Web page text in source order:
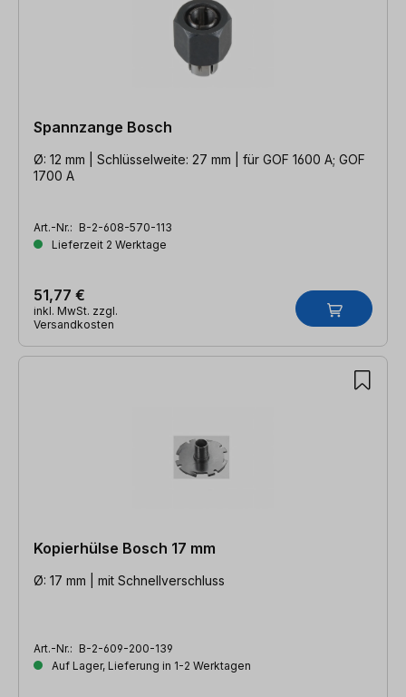
Spannzange Bosch
Ø: 12 mm | Schlüsselweite: 27 mm | für GOF 1600 A; GOF
1700 A
Art.-Nr.: B-2-608-570-113
Lieferzeit 2 Werktage
51,77 €
inkl. MwSt. zzgl.
Versandkosten
Kopierhülse Bosch 17 mm
Ø: 17 mm | mit Schnellverschluss
Art.-Nr.: B-2-609-200-139
Auf Lager, Lieferung in 1-2 Werktagen